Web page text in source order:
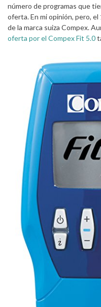
número de programas que
oferta. En mi opinión, pero,
de la marca suiza Compex.
oferta por el Compex Fit 5.0